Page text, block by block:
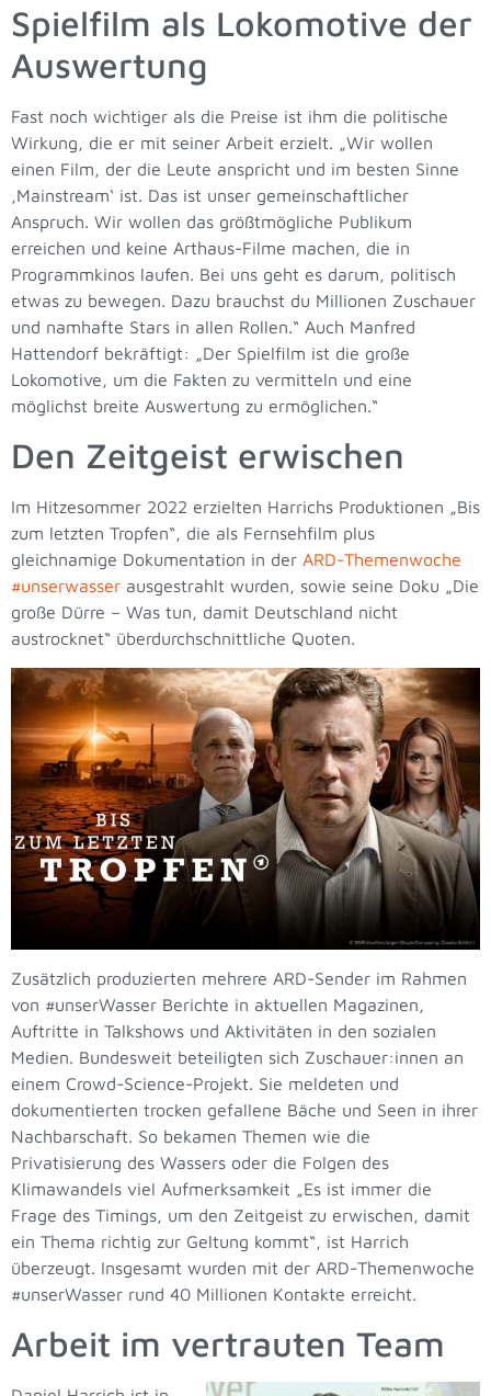
Spielfilm als Lokomotive der
Auswertung
Fast noch wichtiger als die Preise ist ihm die politische
Wirkung, die er mit seiner Arbeit erzielt. „Wir wollen
einen Film, der die Leute anspricht und im besten Sinne
‚Mainstream‘ ist. Das ist unser gemeinschaftlicher
Anspruch. Wir wollen das größtmögliche Publikum
erreichen und keine Arthaus-Filme machen, die in
Programmkinos laufen. Bei uns geht es darum, politisch
etwas zu bewegen. Dazu brauchst du Millionen Zuschauer
und namhafte Stars in allen Rollen.“ Auch Manfred
Hattendorf bekräftigt: „Der Spielfilm ist die große
Lokomotive, um die Fakten zu vermitteln und eine
möglichst breite Auswertung zu ermöglichen.“
Den Zeitgeist erwischen
Im Hitzesommer 2022 erzielten Harrichs Produktionen „Bis
zum letzten Tropfen“, die als Fernsehfilm plus
gleichnamige Dokumentation in der ARD-Themenwoche
#unserwasser ausgestrahlt wurden, sowie seine Doku „Die
große Dürre – Was tun, damit Deutschland nicht
austrocknet“ überdurchschnittliche Quoten.
Zusätzlich produzierten mehrere ARD-Sender im Rahmen
von #unserWasser Berichte in aktuellen Magazinen,
Auftritte in Talkshows und Aktivitäten in den sozialen
Medien. Bundesweit beteiligten sich Zuschauer:innen an
einem Crowd-Science-Projekt. Sie meldeten und
dokumentierten trocken gefallene Bäche und Seen in ihrer
Nachbarschaft. So bekamen Themen wie die
Privatisierung des Wassers oder die Folgen des
Klimawandels viel Aufmerksamkeit „Es ist immer die
Frage des Timings, um den Zeitgeist zu erwischen, damit
ein Thema richtig zur Geltung kommt“, ist Harrich
überzeugt. Insgesamt wurden mit der ARD-Themenwoche
#unserWasser rund 40 Millionen Kontakte erreicht.
Arbeit im vertrauten Team